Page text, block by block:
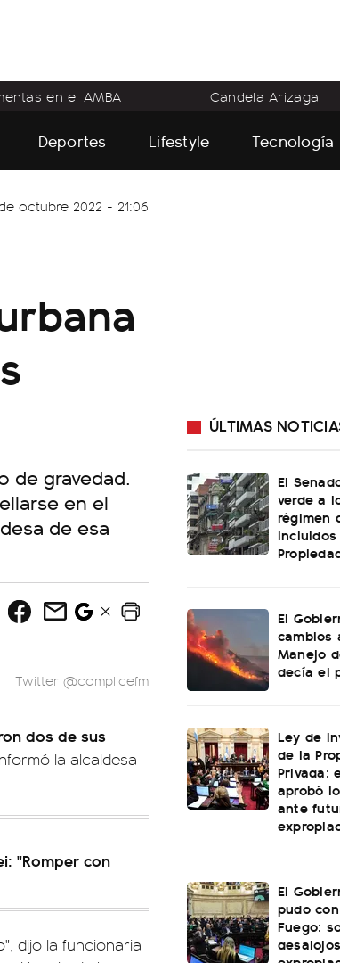
en el AMBA Candela Arizaga
Deportes Lifestyle Tecnología
octubre 2022 - 21:06
de gravedad.
en el
de esa
Twitter @complicefm
dos de sus
la alcaldesa
"Romper con
dijo la funcionaria
ÚLTIMAS
El
verde a
régimen
El
cambios
Manejo
decía el
Ley de
de la
Privada:
aprobó
ante
El
pudo
Fuego: